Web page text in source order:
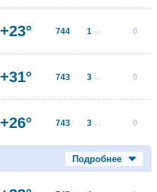
+23° 744 1 м/с 0
+31° 743 3 м/с 0
+26° 743 3 м/с 0
Подробнее